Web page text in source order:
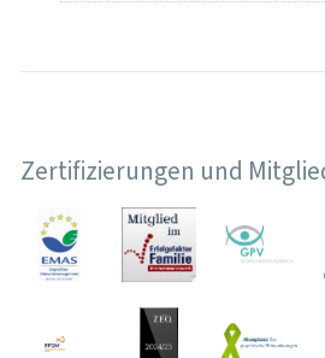
Zertifizierungen und